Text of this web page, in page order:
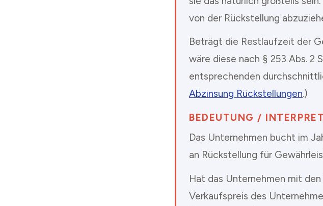
von der Rückstellung
Beträgt die Restlaufzeit der
wäre diese nach § 253 Abs. 2
entsprechenden
Abzinsung Rückstellungen.)
BEDEUTUNG /
Das Unternehmen bucht im
an Rückstellung für
Hat das Unternehmen mit
Verkaufspreis des